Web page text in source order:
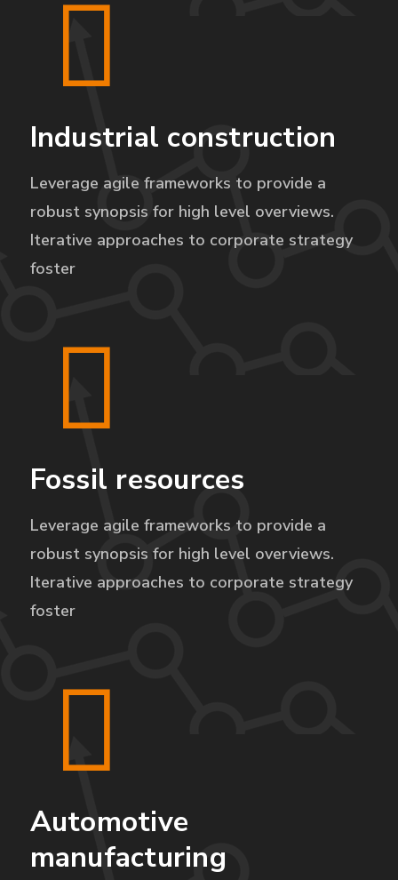
Industrial construction
Leverage agile frameworks to provide a
robust synopsis for high level overviews.
Iterative approaches to corporate strategy
foster
Fossil resources
Leverage agile frameworks to provide a
robust synopsis for high level overviews.
Iterative approaches to corporate strategy
foster
Automotive
manufacturing